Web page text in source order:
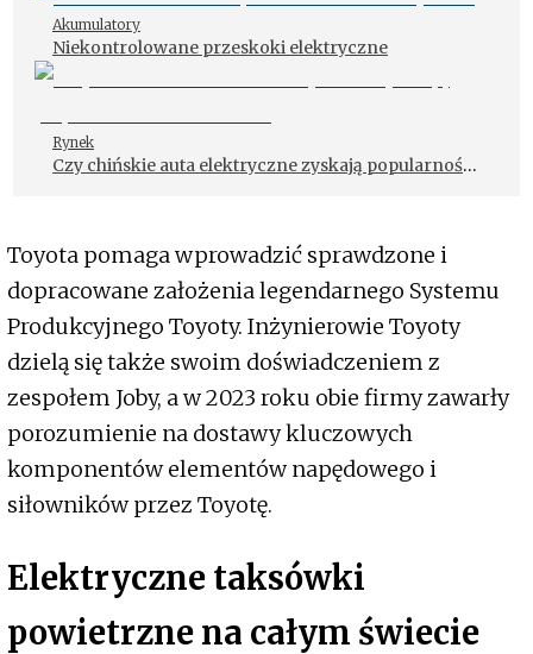
Akumulatory
Niekontrolowane przeskoki elektryczne
Rynek
Czy chińskie auta elektryczne zyskają popularność
Toyota pomaga wprowadzić sprawdzone i
dopracowane założenia legendarnego Systemu
Produkcyjnego Toyoty. Inżynierowie Toyoty
dzielą się także swoim doświadczeniem z
zespołem Joby, a w 2023 roku obie firmy zawarły
porozumienie na dostawy kluczowych
komponentów elementów napędowego i
siłowników przez Toyotę.
Elektryczne taksówki
powietrzne na całym świecie